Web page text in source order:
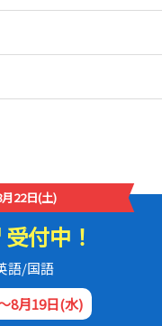
22日(土)
付中！
語/国語
8月19日(水)